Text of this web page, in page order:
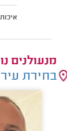
איכות
מנעולנים
בחירת עיר